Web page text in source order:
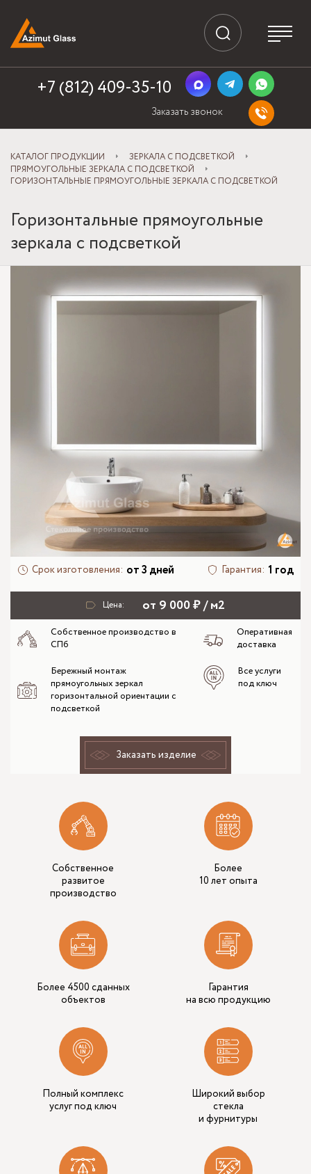
+7 (812) 409-35-10
Заказать звонок
КАТАЛОГ ПРОДУКЦИИ
ЗЕРКАЛА С ПОДСВЕТКОЙ
ПРЯМОУГОЛЬНЫЕ ЗЕРКАЛА С ПОДСВЕТКОЙ
ГОРИЗОНТАЛЬНЫЕ ПРЯМОУГОЛЬНЫЕ ЗЕРКАЛА С ПОДСВЕТКОЙ
Горизонтальные прямоугольные
зеркала с подсветкой
Срок изготовления: от 3 дней Гарантия: 1 год
Цена: от 9 000 ₽ / м2
Собственное производство в
СПб
Оперативная
доставка
Бережный монтаж
прямоугольных зеркал
горизонтальной ориентации с
подсветкой
Все услуги
под ключ
Заказать изделие
Собственное
развитое
производство
Более
10 лет опыта
Более 4500 сданных
объектов
Гарантия
на всю продукцию
Полный комплекс
услуг под ключ
Широкий выбор
стекла
и фурнитуры